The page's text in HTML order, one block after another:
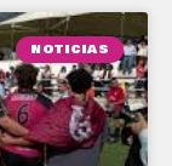
NOTICIAS